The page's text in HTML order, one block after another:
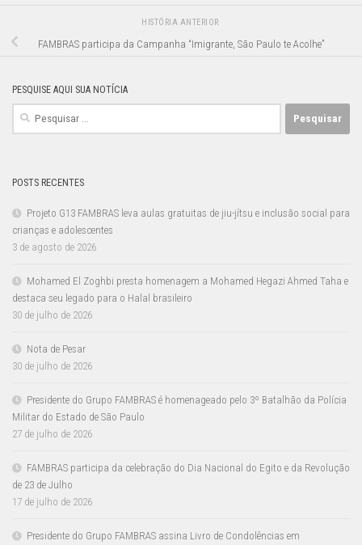
HISTÓRIA ANTERIOR
FAMBRAS participa da Campanha “Imigrante, São Paulo te Acolhe”
PESQUISE AQUI SUA NOTÍCIA
Pesquisar
POSTS RECENTES
Projeto G13 FAMBRAS leva aulas gratuitas de jiu-jítsu e inclusão social para
crianças e adolescentes
3 de agosto de 2026
Mohamed El Zoghbi presta homenagem a Mohamed Hegazi Ahmed Taha e
destaca seu legado para o Halal brasileiro
30 de julho de 2026
Nota de Pesar
30 de julho de 2026
Presidente do Grupo FAMBRAS é homenageado pelo 3º Batalhão da Polícia
Militar do Estado de São Paulo
27 de julho de 2026
FAMBRAS participa da celebração do Dia Nacional do Egito e da Revolução
de 23 de Julho
17 de julho de 2026
Presidente do Grupo FAMBRAS assina Livro de Condolências em